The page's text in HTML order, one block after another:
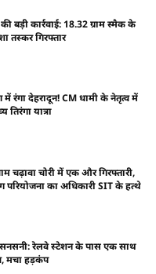
बड़ी कार्रवाई: 18.32 ग्राम स्मैक के
तस्कर गिरफ्तार
में रंगा देहरादून! CM धामी के नेतृत्व में
तिरंगा यात्रा
चढ़ावा चोरी में एक और गिरफ्तारी,
परियोजना का अधिकारी SIT के हत्थे
रेलवे स्टेशन के पास एक साथ
मचा हड़कंप